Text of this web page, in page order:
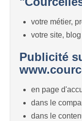
votre métier,
votre site,
Publicité
en page
dans le
dans le